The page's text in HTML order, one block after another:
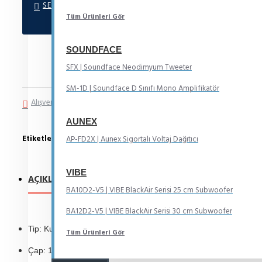
Tüm Ürünleri Gör
SOUNDFACE
SFX | Soundface Neodimyum Tweeter
SM-1D | Soundface D Sınıfı Mono Amplifikatör
AUNEX
AP-FD2X | Aunex Sigortalı Voltaj Dağıtıcı
VIBE
BA10D2-V5 | VIBE BlackAir Serisi 25 cm Subwoofer
BA12D2-V5 | VIBE BlackAir Serisi 30 cm Subwoofer
Tüm Ürünleri Gör
SEPETE EKLE
Alışveriş Listeme Ekle
Etiketler: Midrange 10 cm Kurşun
AÇIKLAMA YORUMLAR
Tip: Kurşun Tweeter
Çap: 10 cm